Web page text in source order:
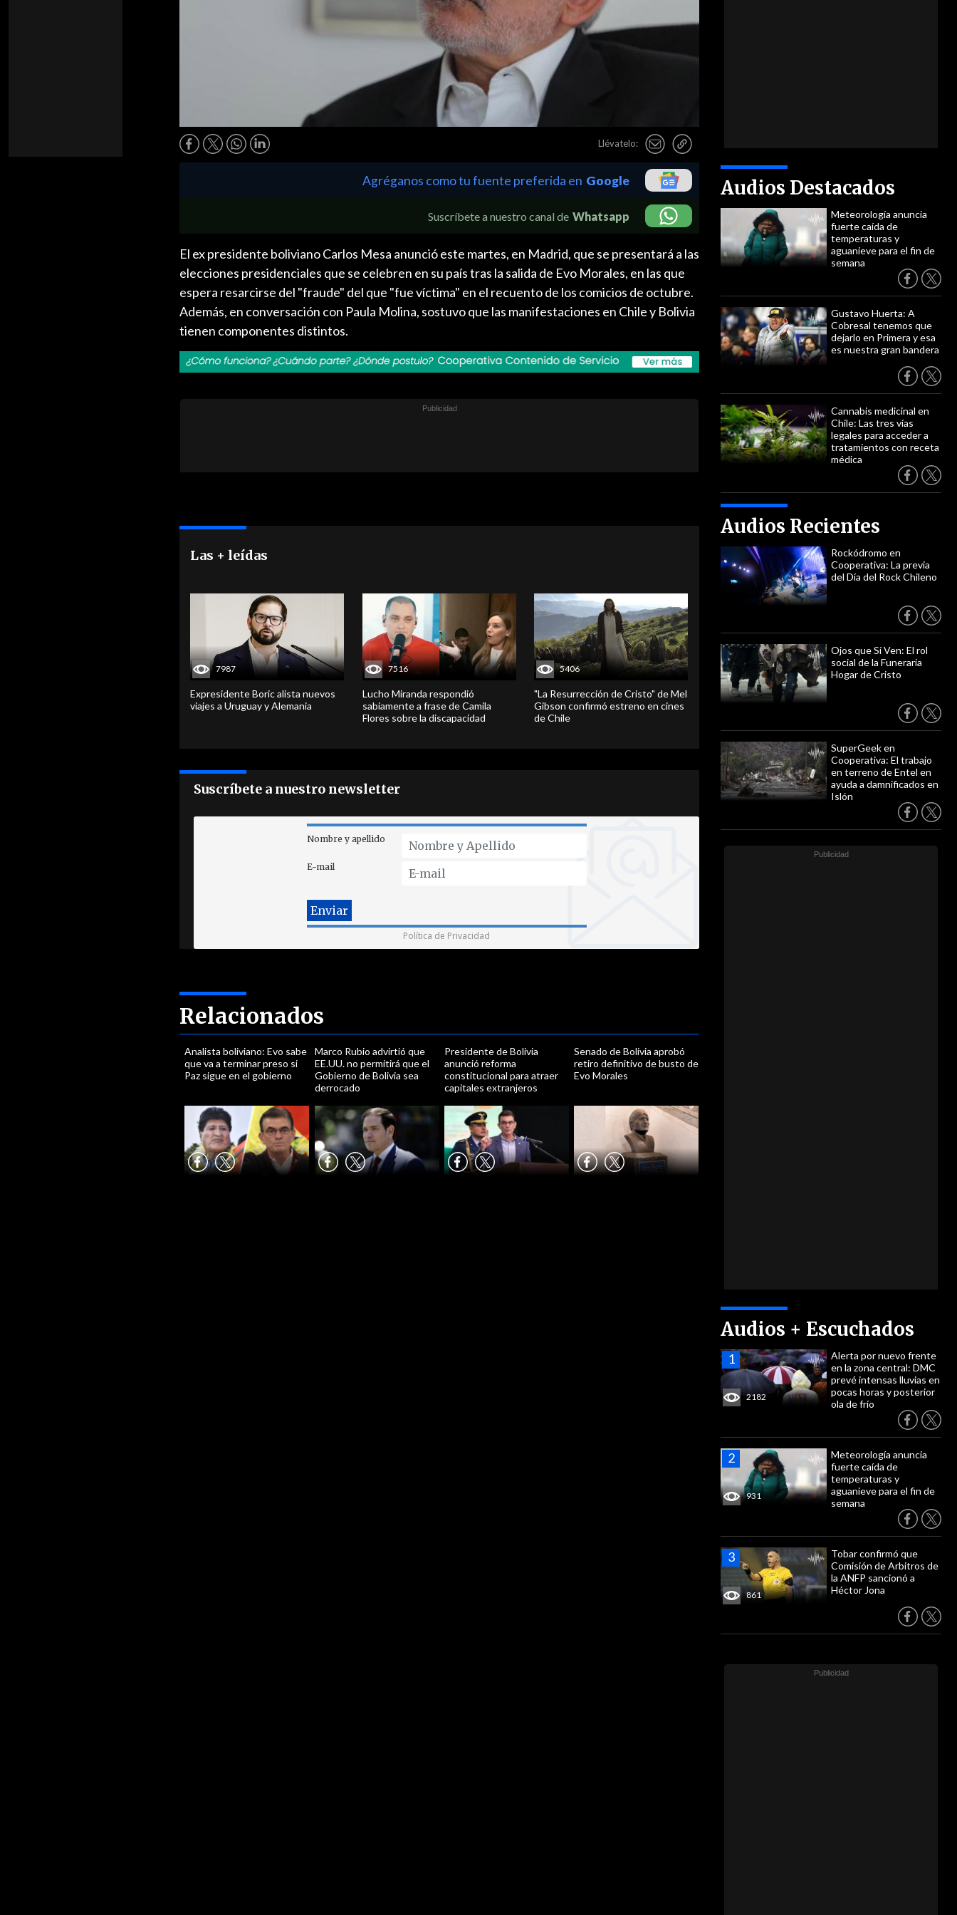
Llévatelo:
Audios Destacados
Meteorología anuncia
fuerte caída de
temperaturas y
aguanieve para el fin de
semana
Gustavo Huerta: A
Cobresal tenemos que
dejarlo en Primera y esa
es nuestra gran bandera
Cannabis medicinal en
Chile: Las tres vías
legales para acceder a
tratamientos con receta
médica
Audios Recientes
Rockódromo en
Cooperativa: La previa
del Día del Rock Chileno
Ojos que Sí Ven: El rol
social de la Funeraria
Hogar de Cristo
SuperGeek en
Cooperativa: El trabajo
en terreno de Entel en
ayuda a damnificados en
Islón
Audios + Escuchados
2182
Alerta por nuevo frente
en la zona central: DMC
prevé intensas lluvias en
pocas horas y posterior
ola de frío
931
Meteorología anuncia
fuerte caída de
temperaturas y
aguanieve para el fin de
semana
861
Tobar confirmó que
Comisión de Arbitros de
la ANFP sancionó a
Héctor Jona
Agréganos como tu fuente preferida en Google
Suscríbete a nuestro canal de Whatsapp
El ex presidente boliviano Carlos Mesa anunció este martes, en Madrid, que se presentará a las
elecciones presidenciales que se celebren en su país tras la salida de Evo Morales, en las que
espera resarcirse del "fraude" del que "fue víctima" en el recuento de los comicios de octubre.
Además, en conversación con Paula Molina, sostuvo que las manifestaciones en Chile y Bolivia
tienen componentes distintos.
Las + leídas
7987
Expresidente Boric alista nuevos
viajes a Uruguay y Alemania
7516
Lucho Miranda respondió
sabiamente a frase de Camila
Flores sobre la discapacidad
5406
"La Resurrección de Cristo" de Mel
Gibson confirmó estreno en cines
de Chile
Suscríbete a nuestro newsletter
Nombre y apellido
E-mail
Política de Privacidad
Relacionados
Analista boliviano: Evo sabe
que va a terminar preso si
Paz sigue en el gobierno
Marco Rubio advirtió que
EE.UU. no permitirá que el
Gobierno de Bolivia sea
derrocado
Presidente de Bolivia
anunció reforma
constitucional para atraer
capitales extranjeros
Senado de Bolivia aprobó
retiro definitivo de busto de
Evo Morales